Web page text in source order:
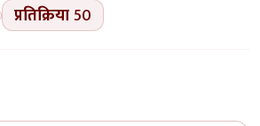
प्रतिक्रिया50